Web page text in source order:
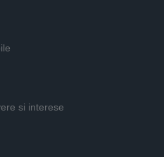
si interese